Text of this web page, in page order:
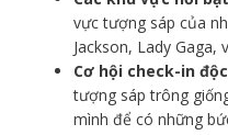
vực tượng sáp của
Jackson, Lady Gaga,
Cơ hội check-in
tượng sáp trông
mình để có những